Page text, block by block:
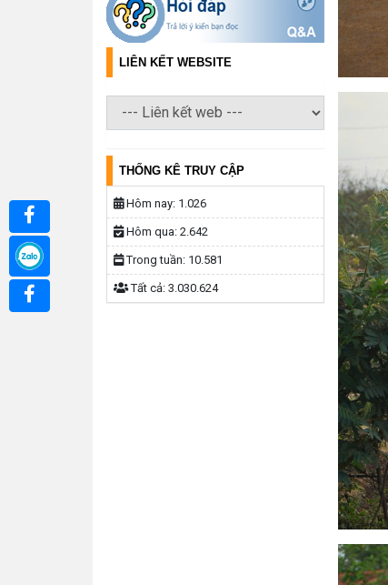
LIÊN KẾT WEBSITE
THỐNG KÊ TRUY CẬP
Hôm nay: 1.026
Hôm qua: 2.642
Trong tuần: 10.581
Tất cả: 3.030.624